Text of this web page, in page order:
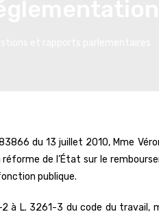
du 13 juillet 2010, Mme
de l’État sur le
publique.
à L. 3261-3 du code du travail,